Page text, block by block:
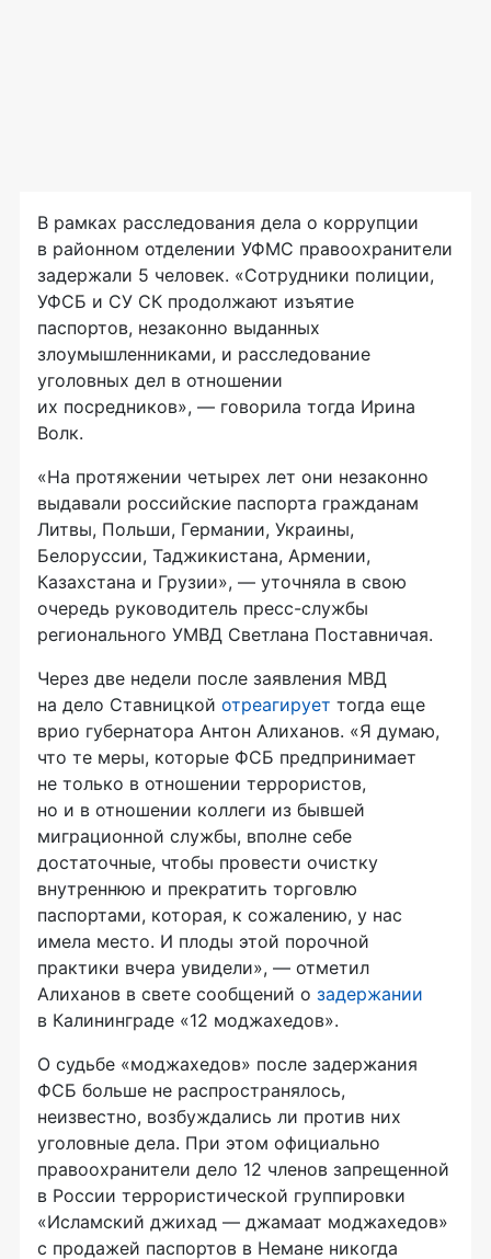
В рамках расследования дела о коррупции
в районном отделении УФМС правоохранители
задержали 5 человек. «Сотрудники полиции,
УФСБ и СУ СК продолжают изъятие
паспортов, незаконно выданных
злоумышленниками, и расследование
уголовных дел в отношении
их посредников», — говорила тогда Ирина
Волк.
«На протяжении четырех лет они незаконно
выдавали российские паспорта гражданам
Литвы, Польши, Германии, Украины,
Белоруссии, Таджикистана, Армении,
Казахстана и Грузии», — уточняла в свою
очередь руководитель пресс-службы
регионального УМВД Светлана Поставничая.
Через две недели после заявления МВД
на дело Ставницкой отреагирует тогда еще
врио губернатора Антон Алиханов. «Я думаю,
что те меры, которые ФСБ предпринимает
не только в отношении террористов,
но и в отношении коллеги из бывшей
миграционной службы, вполне себе
достаточные, чтобы провести очистку
внутреннюю и прекратить торговлю
паспортами, которая, к сожалению, у нас
имела место. И плоды этой порочной
практики вчера увидели», — отметил
Алиханов в свете сообщений о задержании
в Калининграде «12 моджахедов».
О судьбе «моджахедов» после задержания
ФСБ больше не распространялось,
неизвестно, возбуждались ли против них
уголовные дела. При этом официально
правоохранители дело 12 членов запрещенной
в России террористической группировки
«Исламский джихад — джамаат моджахедов»
с продажей паспортов в Немане никогда